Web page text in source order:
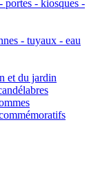
portes - kiosques -
- tuyaux - eau
et du jardin